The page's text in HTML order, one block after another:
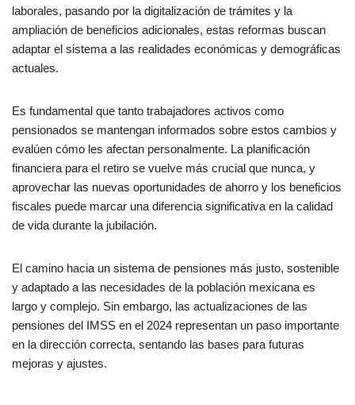
laborales, pasando por la digitalización de trámites y la
ampliación de beneficios adicionales, estas reformas buscan
adaptar el sistema a las realidades económicas y demográficas
actuales.
Es fundamental que tanto trabajadores activos como
pensionados se mantengan informados sobre estos cambios y
evalúen cómo les afectan personalmente. La planificación
financiera para el retiro se vuelve más crucial que nunca, y
aprovechar las nuevas oportunidades de ahorro y los beneficios
fiscales puede marcar una diferencia significativa en la calidad
de vida durante la jubilación.
El camino hacia un sistema de pensiones más justo, sostenible
y adaptado a las necesidades de la población mexicana es
largo y complejo. Sin embargo, las actualizaciones de las
pensiones del IMSS en el 2024 representan un paso importante
en la dirección correcta, sentando las bases para futuras
mejoras y ajustes.